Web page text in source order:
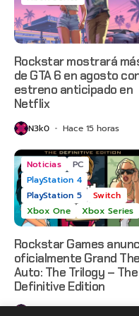
Rockstar mostrará
de GTA 6 en agosto
estreno anticipado en
Netflix
N3k0 Hace 15 horas
Noticias
PC
PlayStation 4
PlayStation 5
Switch
Xbox One
Xbox Series
Rockstar Games
oficialmente Grand
Auto: The Trilogy – The
Definitive Edition